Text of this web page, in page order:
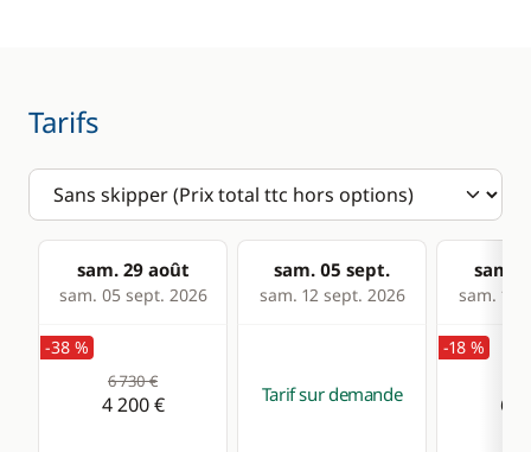
Cuisinière
Micro-ondes
Réfrigérateur
Dessalinisateur
Générateur
WC électrique
Tarifs
sam. 29 août
sam. 05 sept. 2026
sam. 05 sept.
sam. 12 sept. 2026
sam.
sam. 19
-38 %
6 730 €
4 200 € Tarif sur demande
-18 %
6